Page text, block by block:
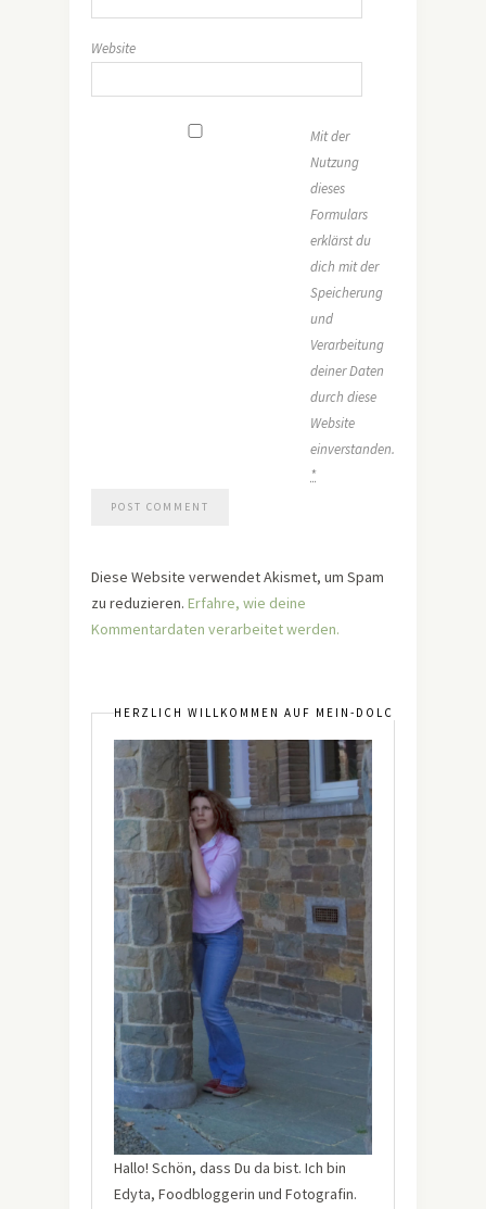
Website
Mit der
Nutzung
dieses
Formulars
erklärst du
dich mit der
Speicherung
und
Verarbeitung
deiner Daten
durch diese
Website
einverstanden.
*
Diese Website verwendet Akismet, um Spam
zu reduzieren. Erfahre, wie deine
Kommentardaten verarbeitet werden.
HERZLICH WILLKOMMEN AUF MEIN-DOLCEVITA.DE
Hallo! Schön, dass Du da bist. Ich bin
Edyta, Foodbloggerin und Fotografin.